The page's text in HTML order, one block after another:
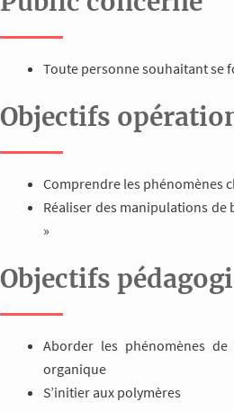
Toute personne souhaitant se
Objectifs
Comprendre les phénomènes
Réaliser des manipulations de
»
Objectifs
Aborder les phénomènes
organique
S’initier aux polymères